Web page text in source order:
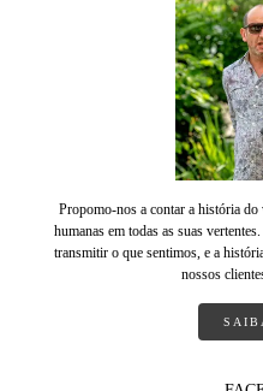
Propomo-nos a contar a história do
humanas em todas as suas
transmitir o que sentimos, e a
nossos